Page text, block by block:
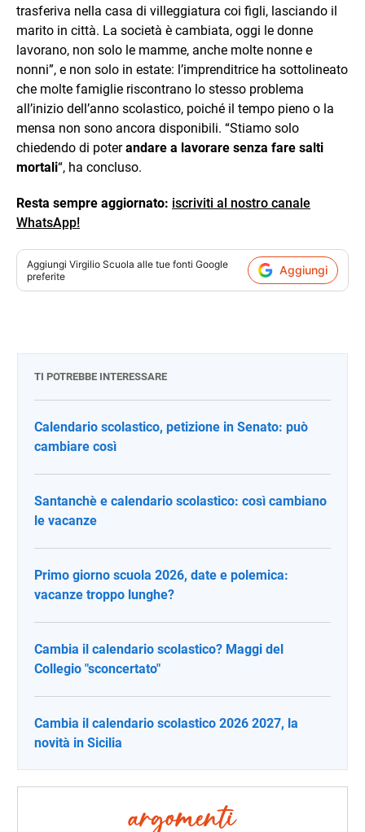
trasferiva nella casa di villeggiatura coi figli, lasciando il
marito in città. La società è cambiata, oggi le donne
lavorano, non solo le mamme, anche molte nonne e
nonni”, e non solo in estate: l’imprenditrice ha sottolineato
che molte famiglie riscontrano lo stesso problema
all’inizio dell’anno scolastico, poiché il tempo pieno o la
mensa non sono ancora disponibili. “Stiamo solo
chiedendo di poterandare a lavorare senza fare salti
mortali“, ha concluso.
Resta sempre aggiornato: iscriviti al nostro canale
WhatsApp!
Aggiungi Virgilio Scuola alle tue fonti Google
preferite
Aggiungi
TI POTREBBE INTERESSARE
Calendario scolastico, petizione in Senato: può
cambiare così
Santanchè e calendario scolastico: così cambiano
le vacanze
Primo giorno scuola 2026, date e polemica:
vacanze troppo lunghe?
Cambia il calendario scolastico? Maggi del
Collegio "sconcertato"
Cambia il calendario scolastico 2026 2027, la
novità in Sicilia